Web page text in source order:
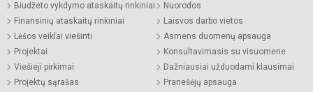
Biudžeto vykdymo ataskaitų rinkiniai
Finansinių ataskaitų rinkiniai
Lėšos veiklai viešinti
Projektai
Viešieji pirkimai
Projektų sąrašas
Nuorodos
Laisvos darbo vietos
Asmens duomenų apsauga
Konsultavimasis su visuomene
Dažniausiai užduodami klausimai
Pranešėjų apsauga